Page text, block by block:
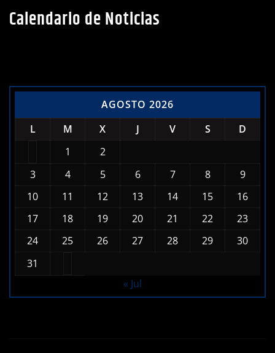
AGOSTO 2026
L
M X J V S
D
1
2
3
4 5 6 7 8
9
10
11 12 13 14 15
16
17
27